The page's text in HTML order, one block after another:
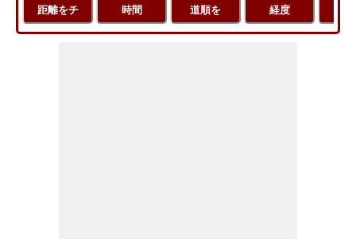
距離をチ
時間
道順を
経度